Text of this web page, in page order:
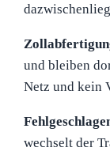
und bleiben
Netz und kein
wechselt der